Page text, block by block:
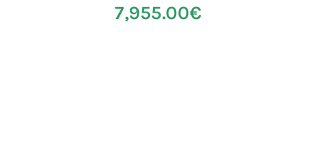
7,955.00€